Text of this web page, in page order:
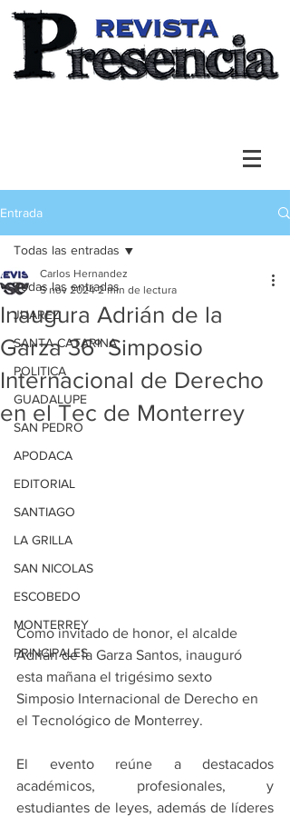
Entrada
Todas las entradas
JUAREZ
SANTA CATARINA
POLITICA
GUADALUPE
SAN PEDRO
APODACA
EDITORIAL
SANTIAGO
LA GRILLA
SAN NICOLAS
ESCOBEDO
MONTERREY
PRINCIPALES
Todas las entradas
Inaugura Adrián de la
Garza 36° Simposio
Internacional de Derecho
en el Tec de Monterrey
Carlos Hernandez
5 nov 2024 2 min de lectura
Como invitado de honor, el alcalde
Adrián de la Garza Santos, inauguró
esta mañana el trigésimo sexto
Simposio Internacional de Derecho en
el Tecnológico de Monterrey.
El evento reúne a destacados
académicos, profesionales, y
estudiantes de leyes, además de líderes